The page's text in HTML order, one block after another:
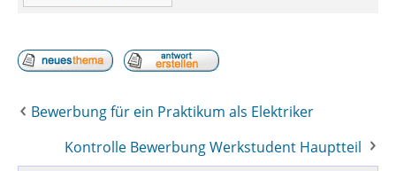
Bewerbung für ein Praktikum als Elektriker
Kontrolle Bewerbung Werkstudent Hauptteil